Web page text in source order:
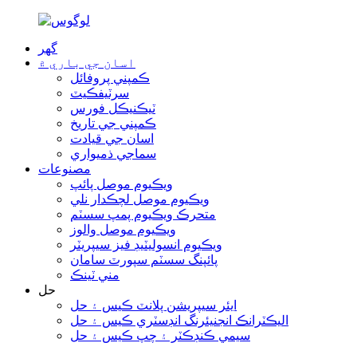
گھر
اسان جي باري ۾
ڪمپني پروفائل
سرٽيفڪيٽ
ٽيڪنيڪل فورس
ڪمپني جي تاريخ
اسان جي قيادت
سماجي ذميواري
مصنوعات
ويڪيوم موصل پائپ
ويڪيوم موصل لچڪدار نلي
متحرڪ ويڪيوم پمپ سسٽم
ويڪيوم موصل والوز
ويڪيوم انسوليٽيڊ فيز سيپريٽر
پائپنگ سسٽم سپورٽ سامان
مني ٽينڪ
حل
ايئر سيپريشن پلانٽ ڪيس ۽ حل
اليڪٽرانڪ انجنيئرنگ انڊسٽري ڪيس ۽ حل
سيمي ڪنڊڪٽر ۽ چپ ڪيس ۽ حل